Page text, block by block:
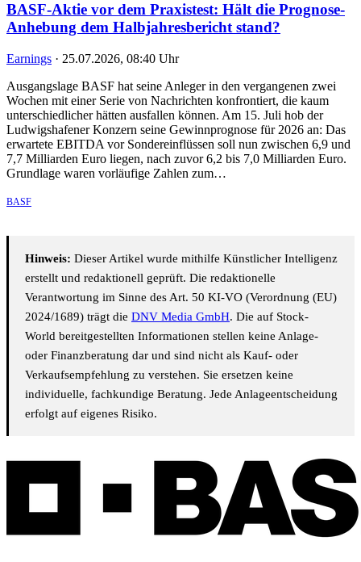
BASF-Aktie vor dem Praxistest: Hält die Prognose-
Anhebung dem Halbjahresbericht stand?
Earnings · 25.07.2026, 08:40 Uhr
Ausgangslage BASF hat seine Anleger in den vergangenen zwei
Wochen mit einer Serie von Nachrichten konfrontiert, die kaum
unterschiedlicher hätten ausfallen können. Am 15. Juli hob der
Ludwigshafener Konzern seine Gewinnprognose für 2026 an: Das
erwartete EBITDA vor Sondereinflüssen soll nun zwischen 6,9 und
7,7 Milliarden Euro liegen, nach zuvor 6,2 bis 7,0 Milliarden Euro.
Grundlage waren vorläufige Zahlen zum…
BASF
Hinweis: Dieser Artikel wurde mithilfe Künstlicher Intelligenz
erstellt und redaktionell geprüft. Die redaktionelle
Verantwortung im Sinne des Art. 50 KI-VO (Verordnung (EU)
2024/1689) trägt die DNV Media GmbH. Die auf Stock-
World bereitgestellten Informationen stellen keine Anlage-
oder Finanzberatung dar und sind nicht als Kauf- oder
Verkaufsempfehlung zu verstehen. Sie ersetzen keine
individuelle, fachkundige Beratung. Jede Anlageentscheidung
erfolgt auf eigenes Risiko.